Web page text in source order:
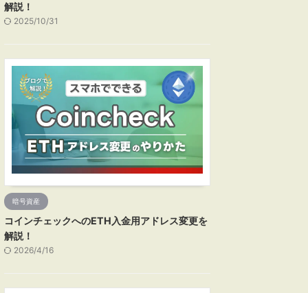
解説！
2025/10/31
暗号資産
コインチェックへのETH入金用アドレス変更を
解説！
2026/4/16